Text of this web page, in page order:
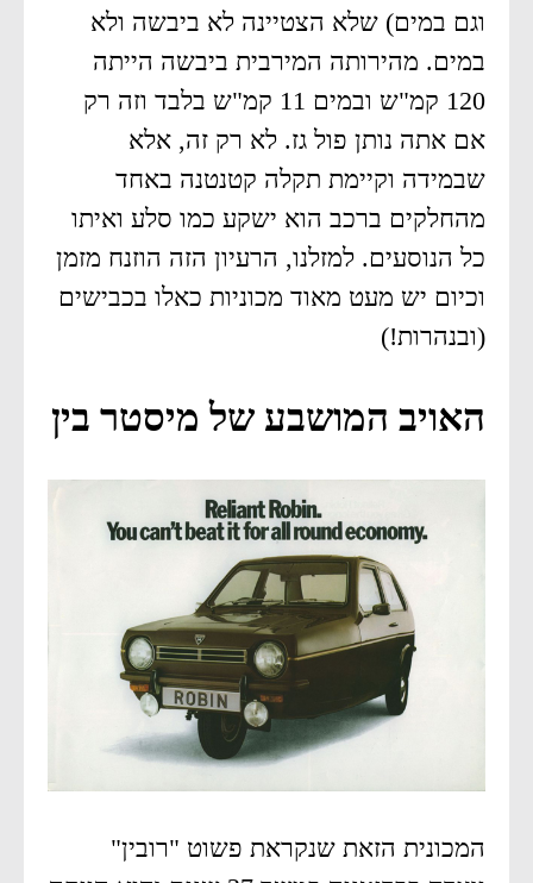
וגם במים) שלא הצטיינה לא ביבשה ולא
במים. מהירותה המירבית ביבשה הייתה
120 קמ"ש ובמים 11 קמ"ש בלבד וזה רק
אם אתה נותן פול גז. לא רק זה, אלא
שבמידה וקיימת תקלה קטנטנה באחד
מהחלקים ברכב הוא ישקע כמו סלע ואיתו
כל הנוסעים. למזלנו, הרעיון הזה הוזנח מזמן
וכיום יש מעט מאוד מכוניות כאלו בכבישים
(ובנהרות!)
האויב המושבע של מיסטר בין
המכונית הזאת שנקראת פשוט "רובין"